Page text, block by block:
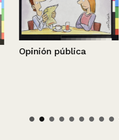
Opinión pública